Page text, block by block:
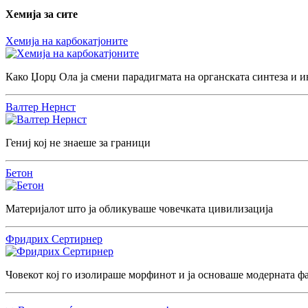
Хемија за сите
Хемија на карбокатјоните
Како Џорџ Ола ја смени парадигмата на органската синтеза и
Валтер Нернст
Гениј кој не знаеше за граници
Бетон
Материјалот што ја обликуваше човечката цивилизација
Фридрих Сертирнер
Човекот кој го изолираше морфинот и ја основаше модерната